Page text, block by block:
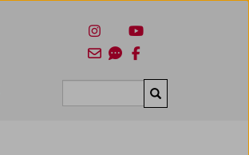
Suchen